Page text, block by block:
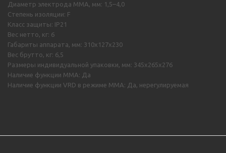
Диаметр электрода MMA, мм: 1,5–4,0
Степень изоляции: F
Класс защиты: IP21
Вес нетто, кг: 6
Габариты аппарата, мм: 310х127х230
Вес брутто, кг: 6,5
Размеры индивидуальной упаковки, мм: 345х265х276
Наличие функции MMA: Да
Наличие функции VRD в режиме ММА: Да, нерегулируемая